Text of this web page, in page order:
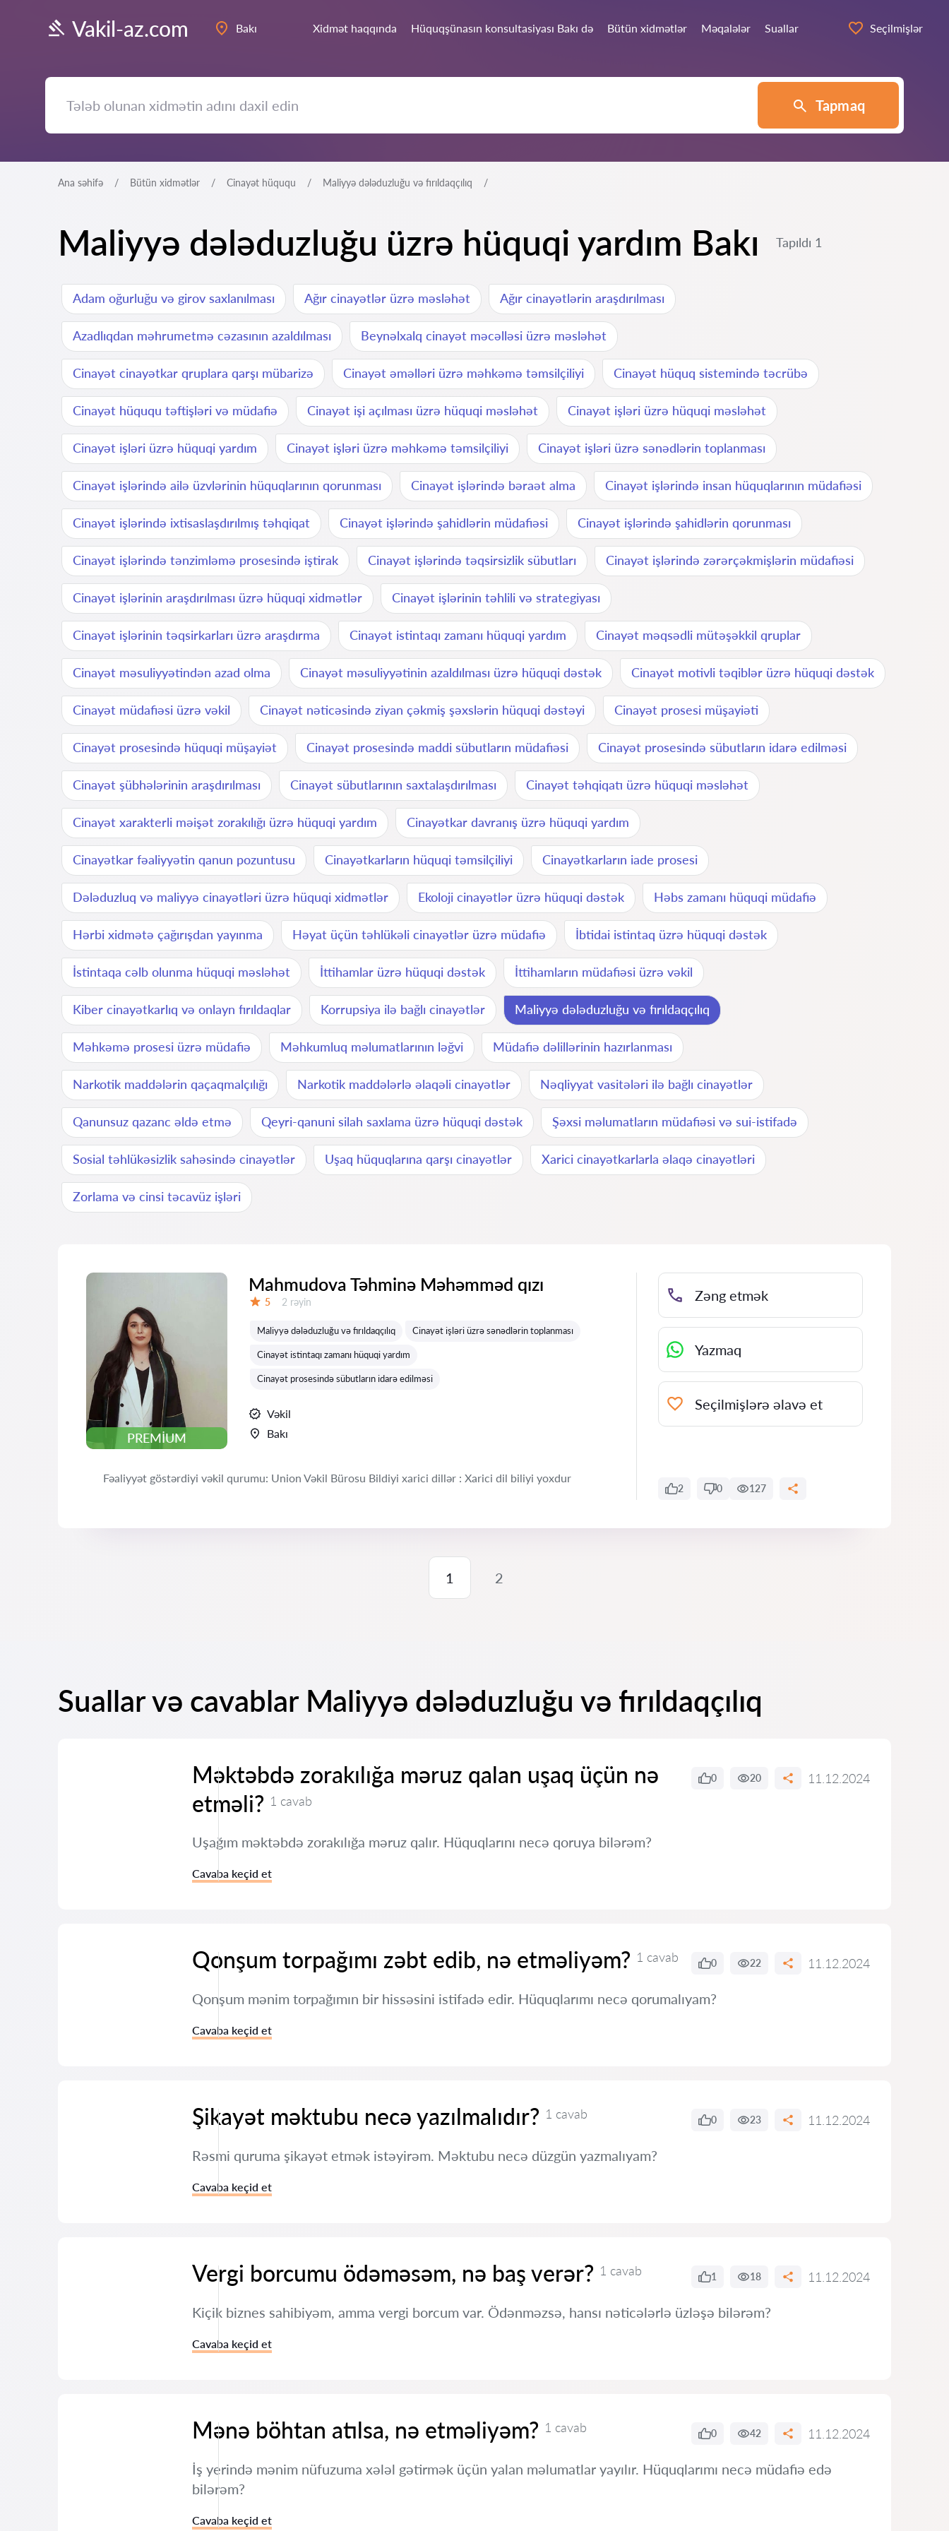
Vakil-az.com Bakı Xidmət haqqında Hüquqşünasın konsultasiyası Bakı də Bütün xidmətlər Məqalələr Suallar Seçilmişlər
Tapmaq
Ana səhifə Bütün xidmətlər Cinayət hüququ Maliyyə dələduzluğu və fırıldaqçılıq
Maliyyə dələduzluğu üzrə hüquqi yardım Bakı Tapıldı 1
Adam oğurluğu və girov saxlanılması Ağır cinayətlər üzrə məsləhət Ağır cinayətlərin araşdırılması
Azadlıqdan məhrumetmə cəzasının azaldılması Beynəlxalq cinayət məcəlləsi üzrə məsləhət
Cinayət cinayətkar qruplara qarşı mübarizə Cinayət əməlləri üzrə məhkəmə təmsilçiliyi Cinayət hüquq sistemində təcrübə
Cinayət hüququ təftişləri və müdafiə Cinayət işi açılması üzrə hüquqi məsləhət Cinayət işləri üzrə hüquqi məsləhət
Cinayət işləri üzrə hüquqi yardım Cinayət işləri üzrə məhkəmə təmsilçiliyi Cinayət işləri üzrə sənədlərin toplanması
Cinayət işlərində ailə üzvlərinin hüquqlarının qorunması Cinayət işlərində bəraət alma Cinayət işlərində insan hüquqlarının müdafiəsi
Cinayət işlərində ixtisaslaşdırılmış təhqiqat Cinayət işlərində şahidlərin müdafiəsi Cinayət işlərində şahidlərin qorunması
Cinayət işlərində tənzimləmə prosesində iştirak Cinayət işlərində təqsirsizlik sübutları Cinayət işlərində zərərçəkmişlərin müdafiəsi
Cinayət işlərinin araşdırılması üzrə hüquqi xidmətlər Cinayət işlərinin təhlili və strategiyası
Cinayət işlərinin təqsirkarları üzrə araşdırma Cinayət istintaqı zamanı hüquqi yardım Cinayət məqsədli mütəşəkkil qruplar
Cinayət məsuliyyətindən azad olma Cinayət məsuliyyətinin azaldılması üzrə hüquqi dəstək Cinayət motivli təqiblər üzrə hüquqi dəstək
Cinayət müdafiəsi üzrə vəkil Cinayət nəticəsində ziyan çəkmiş şəxslərin hüquqi dəstəyi Cinayət prosesi müşayiəti
Cinayət prosesində hüquqi müşayiət Cinayət prosesində maddi sübutların müdafiəsi Cinayət prosesində sübutların idarə edilməsi
Cinayət şübhələrinin araşdırılması Cinayət sübutlarının saxtalaşdırılması Cinayət təhqiqatı üzrə hüquqi məsləhət
Cinayət xarakterli məişət zorakılığı üzrə hüquqi yardım Cinayətkar davranış üzrə hüquqi yardım
Cinayətkar fəaliyyətin qanun pozuntusu Cinayətkarların hüquqi təmsilçiliyi Cinayətkarların iade prosesi
Dələduzluq və maliyyə cinayətləri üzrə hüquqi xidmətlər Ekoloji cinayətlər üzrə hüquqi dəstək Həbs zamanı hüquqi müdafiə
Hərbi xidmətə çağırışdan yayınma Həyat üçün təhlükəli cinayətlər üzrə müdafiə İbtidai istintaq üzrə hüquqi dəstək
İstintaqa cəlb olunma hüquqi məsləhət İttihamlar üzrə hüquqi dəstək İttihamların müdafiəsi üzrə vəkil
Kiber cinayətkarlıq və onlayn fırıldaqlar Korrupsiya ilə bağlı cinayətlər Maliyyə dələduzluğu və fırıldaqçılıq
Məhkəmə prosesi üzrə müdafiə Məhkumluq məlumatlarının ləğvi Müdafiə dəlillərinin hazırlanması
Narkotik maddələrin qaçaqmalçılığı Narkotik maddələrlə əlaqəli cinayətlər Nəqliyyat vasitələri ilə bağlı cinayətlər
Qanunsuz qazanc əldə etmə Qeyri-qanuni silah saxlama üzrə hüquqi dəstək Şəxsi məlumatların müdafiəsi və sui-istifadə
Sosial təhlükəsizlik sahəsində cinayətlər Uşaq hüquqlarına qarşı cinayətlər Xarici cinayətkarlarla əlaqə cinayətləri
Zorlama və cinsi təcavüz işləri
PREMIUM
Mahmudova Təhminə Məhəmməd qızı
5 Rəylər:
2 rəyin
Maliyyə dələduzluğu və fırıldaqçılıq Cinayət işləri üzrə sənədlərin toplanması
Cinayət istintaqı zamanı hüquqi yardım
Cinayət prosesində sübutların idarə edilməsi
Vəkil
Bakı
Fəaliyyət göstərdiyi vəkil qurumu: Union Vəkil Bürosu Bildiyi xarici dillər : Xarici dil biliyi yoxdur
Zəng etmək
Yazmaq
Seçilmişlərə əlavə et
2 0 127
1 2
Suallar və cavablar Maliyyə dələduzluğu və fırıldaqçılıq
Məktəbdə zorakılığa məruz qalan uşaq üçün nə
etməli? 1 cavab
0 20 11.12.2024
Uşağım məktəbdə zorakılığa məruz qalır. Hüquqlarını necə qoruya bilərəm?
Cavaba keçid et
Qonşum torpağımı zəbt edib, nə etməliyəm? 1 cavab 0 22 11.12.2024
Qonşum mənim torpağımın bir hissəsini istifadə edir. Hüquqlarımı necə qorumalıyam?
Cavaba keçid et
Şikayət məktubu necə yazılmalıdır? 1 cavab 0 23 11.12.2024
Rəsmi quruma şikayət etmək istəyirəm. Məktubu necə düzgün yazmalıyam?
Cavaba keçid et
Vergi borcumu ödəməsəm, nə baş verər? 1 cavab 1 18 11.12.2024
Kiçik biznes sahibiyəm, amma vergi borcum var. Ödənməzsə, hansı nəticələrlə üzləşə bilərəm?
Cavaba keçid et
Mənə böhtan atılsa, nə etməliyəm? 1 cavab 0 42 11.12.2024
İş yerində mənim nüfuzuma xələl gətirmək üçün yalan məlumatlar yayılır. Hüquqlarımı necə müdafiə edə
bilərəm?
Cavaba keçid et